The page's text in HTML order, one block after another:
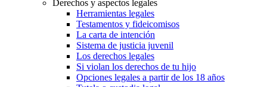
Derechos y aspectos legales
Herramientas legales
Testamentos y fideicomisos
La carta de intención
Sistema de justicia juvenil
Los derechos legales
Si violan los derechos de tu hijo
Opciones legales a partir de los 18 años